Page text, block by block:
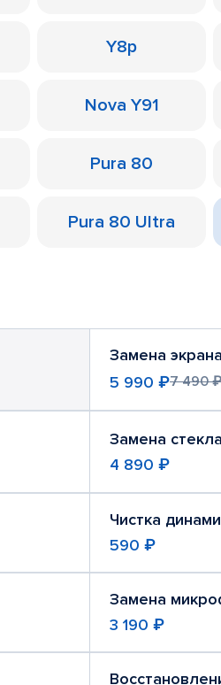
Y8p
Nova Y91
Pura 80
Pura 80 Ultra
Замена экрана
5 990 ₽7 490
Замена стекла
4 890 ₽
Чистка
590 ₽
Замена
3 190 ₽